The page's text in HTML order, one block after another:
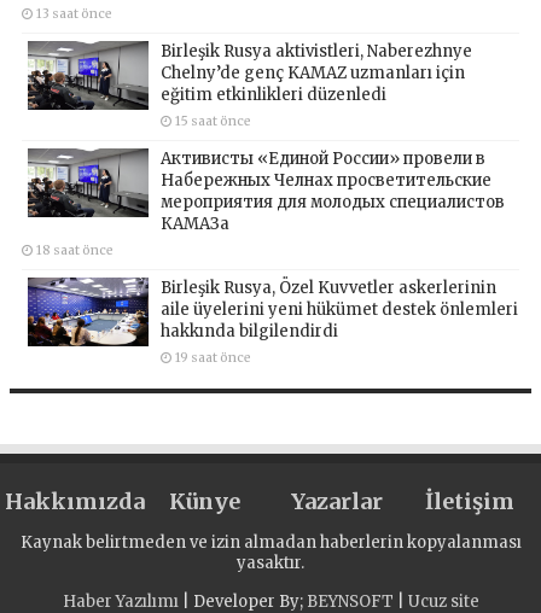
13 saat önce
Birleşik Rusya aktivistleri, Naberezhnye
Chelny’de genç KAMAZ uzmanları için
eğitim etkinlikleri düzenledi
15 saat önce
Активисты «Единой России» провели в
Набережных Челнах просветительские
мероприятия для молодых специалистов
КАМАЗа
18 saat önce
Birleşik Rusya, Özel Kuvvetler askerlerinin
aile üyelerini yeni hükümet destek önlemleri
hakkında bilgilendirdi
19 saat önce
Hakkımızda Künye Yazarlar İletişim
Kaynak belirtmeden ve izin almadan haberlerin kopyalanması
yasaktır.
Haber Yazılımı| Developer By; BEYNSOFT Ucuz site